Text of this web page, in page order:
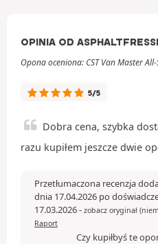
OPINIA OD
Opona oceniona: CST Van Master All-
5/5
Dobra cena, szybka
razu kupiłem jeszcze dwie
Przetłumaczona recenzja
dnia 17.04.2026 po
17.03.2026- zobacz oryginał
Raport
Czy kupiłbyś te